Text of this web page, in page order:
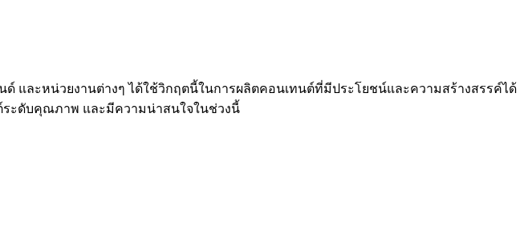
ด์ และหน่วยงานต่างๆ ได้ใช้วิกฤตนี้ในการผลิตคอนเทนต์ที่มีประโยชน์และความสร้างสรรค์ได้
ต์ระดับคุณภาพ และมีความน่าสนใจในช่วงนี้